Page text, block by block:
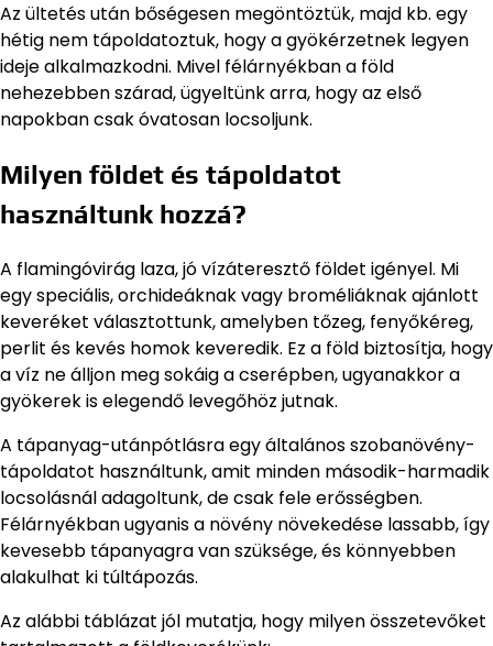
Az ültetés után bőségesen megöntöztük, majd kb. egy
hétig nem tápoldatoztuk, hogy a gyökérzetnek legyen
ideje alkalmazkodni. Mivel félárnyékban a föld
nehezebben szárad, ügyeltünk arra, hogy az első
napokban csak óvatosan locsoljunk.
Milyen földet és tápoldatot
használtunk hozzá?
A flamingóvirág laza, jó vízáteresztő földet igényel. Mi
egy speciális, orchideáknak vagy broméliáknak ajánlott
keveréket választottunk, amelyben tőzeg, fenyőkéreg,
perlit és kevés homok keveredik. Ez a föld biztosítja, hogy
a víz ne álljon meg sokáig a cserépben, ugyanakkor a
gyökerek is elegendő levegőhöz jutnak.
A tápanyag-utánpótlásra egy általános szobanövény-
tápoldatot használtunk, amit minden második-harmadik
locsolásnál adagoltunk, de csak fele erősségben.
Félárnyékban ugyanis a növény növekedése lassabb, így
kevesebb tápanyagra van szüksége, és könnyebben
alakulhat ki túltápozás.
Az alábbi táblázat jól mutatja, hogy milyen összetevőket